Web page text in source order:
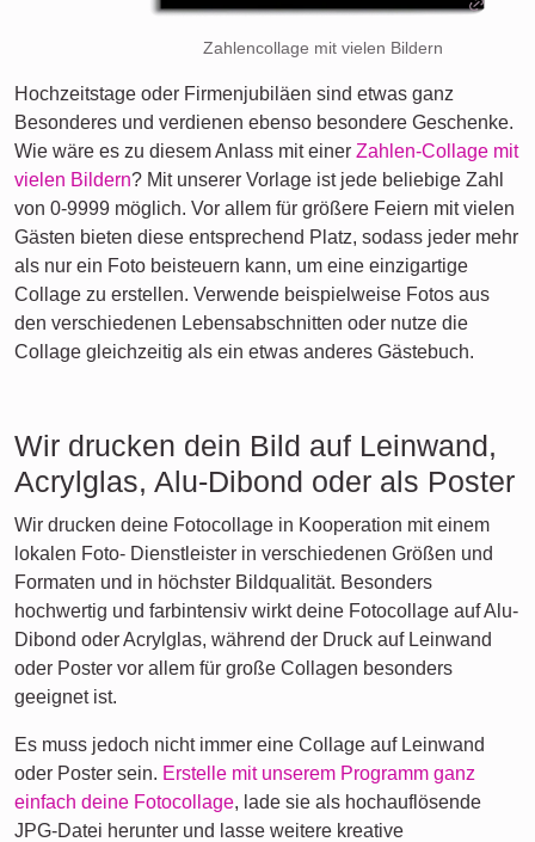
Zahlencollage mit vielen Bildern
Hochzeitstage oder Firmenjubiläen sind etwas ganz
Besonderes und verdienen ebenso besondere Geschenke.
Wie wäre es zu diesem Anlass mit einer Zahlen-Collage mit
vielen Bildern? Mit unserer Vorlage ist jede beliebige Zahl
von 0-9999 möglich. Vor allem für größere Feiern mit vielen
Gästen bieten diese entsprechend Platz, sodass jeder mehr
als nur ein Foto beisteuern kann, um eine einzigartige
Collage zu erstellen. Verwende beispielweise Fotos aus
den verschiedenen Lebensabschnitten oder nutze die
Collage gleichzeitig als ein etwas anderes Gästebuch.
Wir drucken dein Bild auf Leinwand,
Acrylglas, Alu-Dibond oder als Poster
Wir drucken deine Fotocollage in Kooperation mit einem
lokalen Foto- Dienstleister in verschiedenen Größen und
Formaten und in höchster Bildqualität. Besonders
hochwertig und farbintensiv wirkt deine Fotocollage auf Alu-
Dibond oder Acrylglas, während der Druck auf Leinwand
oder Poster vor allem für große Collagen besonders
geeignet ist.
Es muss jedoch nicht immer eine Collage auf Leinwand
oder Poster sein. Erstelle mit unserem Programm ganz
einfach deine Fotocollage, lade sie als hochauflösende
JPG-Datei herunter und lasse weitere kreative